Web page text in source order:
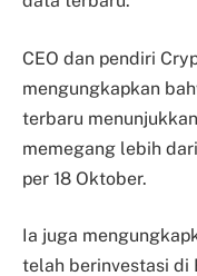
CEO dan pendiri
mengungkapkan
terbaru
memegang lebih
per 18 Oktober.
Ia juga
telah berinvestasi di